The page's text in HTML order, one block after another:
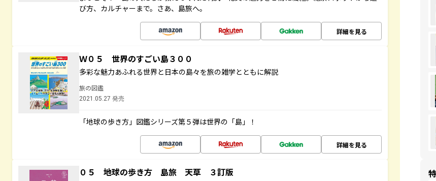
び方、カルチャーまで。さあ、島旅へ。
詳細を見る
Ｗ０５ 世界のすごい島３００
多彩な魅力あふれる世界と日本の島々を旅の雑学とともに解説
旅の図鑑
2021.05.27 発売
「地球の歩き方」図鑑シリーズ第５弾は世界の「島」！
詳細を見る
０５ 地球の歩き方 島旅 天草 ３訂版